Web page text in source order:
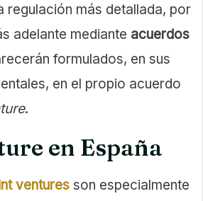
regulación más detallada, por
adelante mediante acuerdos
formulados, en sus
en el propio acuerdo
.
en España
ventures son especialmente